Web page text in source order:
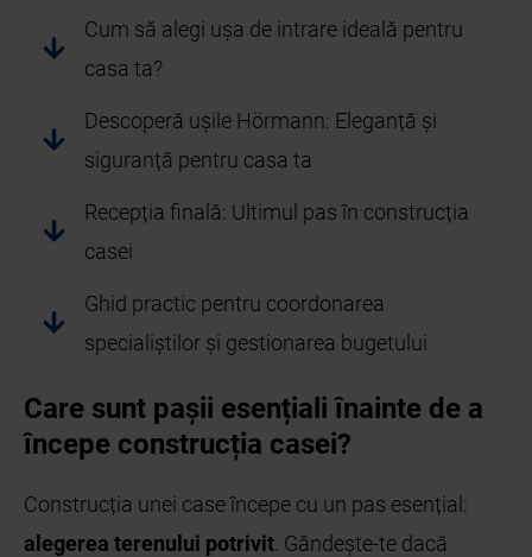
Cum să alegi ușa de intrare ideală pentru
casa ta?
Descoperă ușile Hörmann: Eleganță și
siguranță pentru casa ta
Recepția finală: Ultimul pas în construcția
casei
Ghid practic pentru coordonarea
specialiștilor și gestionarea bugetului
Care sunt pașii esențiali înainte de a
începe construcția casei?
Construcția unei case începe cu un pas esențial:
alegerea terenului potrivit . Gândește-te dacă